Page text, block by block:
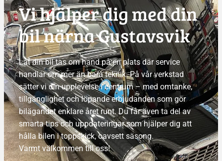
Vi hjälper dig med din
bil närna Gustavsvik
Låt din bil tas om hand på en plats där service
handlar om mer än bara teknik. På vår verkstad
sätter vi din upplevelse i centrum – med omtanke,
tillgänglighet och löpande erbjudanden som gör
bilägandet enklare året runt. Du får även ta del av
smarta tips och uppdateringar som hjälper dig att
hålla bilen i toppskick, oavsett säsong.
Varmt välkommen till oss!